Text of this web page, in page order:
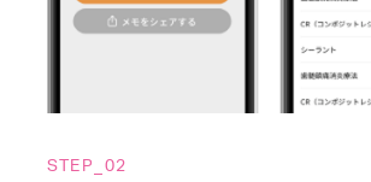
STEP_02